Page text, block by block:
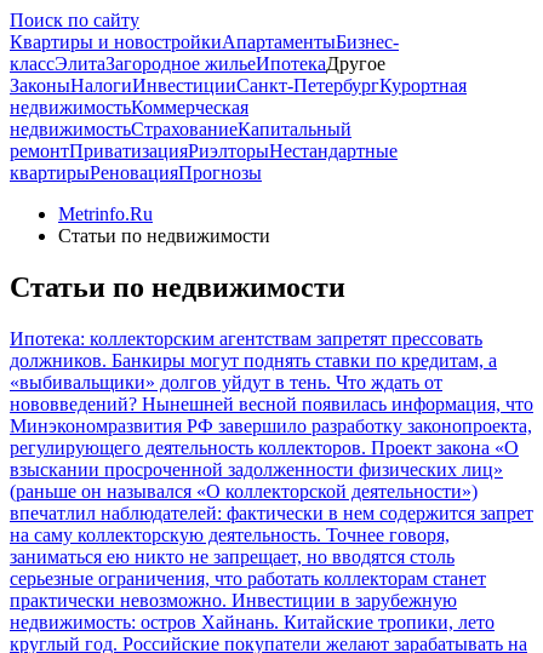
Поиск по сайту
Квартиры и новостройкиАпартаментыБизнес-
классЭлитаЗагородное жильеИпотекаДругое
ЗаконыНалогиИнвестицииСанкт-ПетербургКурортная
недвижимостьКоммерческая
недвижимостьСтрахованиеКапитальный
ремонтПриватизацияРиэлторыНестандартные
квартирыРеновацияПрогнозы
Metrinfo.Ru
Статьи по недвижимости
Статьи по недвижимости
Ипотека: коллекторским агентствам запретят прессовать
должников. Банкиры могут поднять ставки по кредитам, а
«выбивальщики» долгов уйдут в тень. Что ждать от
нововведений? Нынешней весной появилась информация, что
Минэкономразвития РФ завершило разработку законопроекта,
регулирующего деятельность коллекторов. Проект закона «О
взыскании просроченной задолженности физических лиц»
(раньше он назывался «О коллекторской деятельности»)
впечатлил наблюдателей: фактически в нем содержится запрет
на саму коллекторскую деятельность. Точнее говоря,
заниматься ею никто не запрещает, но вводятся столь
серьезные ограничения, что работать коллекторам станет
практически невозможно. Инвестиции в зарубежную
недвижимость: остров Хайнань. Китайские тропики, лето
круглый год. Российские покупатели желают зарабатывать на